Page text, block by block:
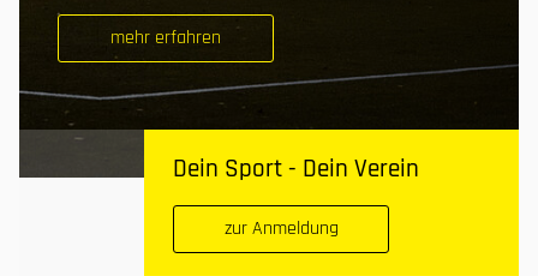
mehr erfahren
Dein Sport - Dein Verein
zur Anmeldung